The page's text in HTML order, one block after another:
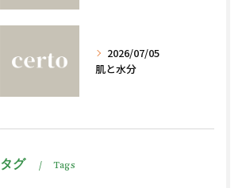
2026/07/05
肌と水分
タグ Tags